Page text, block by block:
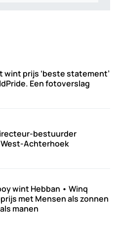
wint prijs ‘beste statement’
Een fotoverslag
bestuurder
Achterhoek
wint Hebban • Winq
met Mensen als zonnen
manen